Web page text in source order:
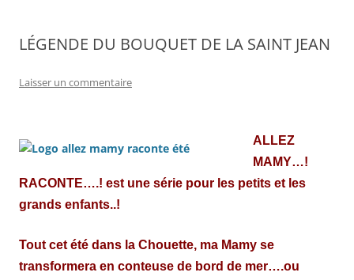
LÉGENDE DU BOUQUET DE LA SAINT JEAN
Laisser un commentaire
ALLEZ
MAMY…!
RACONTE….! est une série pour les petits et les
grands enfants..!
Tout cet été dans la Chouette, ma Mamy se
transformera en conteuse de bord de mer….ou